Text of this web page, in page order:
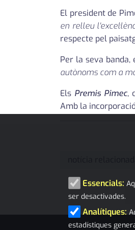
El president de
en relleu
respecte pel
Per la seva
autònoms com a
Els Premis Pimec,
Amb la
Essencials:
ser desactivades.
Analítiques:
estadístiques